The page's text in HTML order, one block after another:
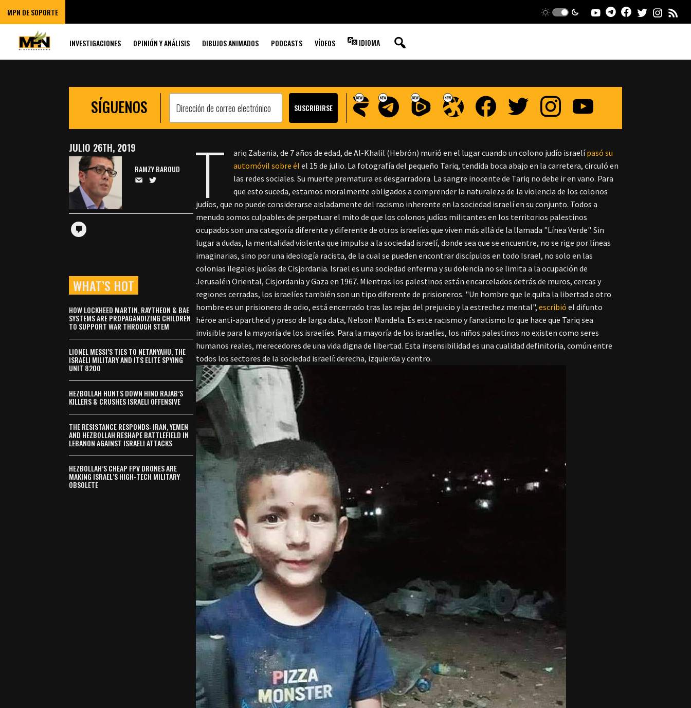
MPN DE SOPORTE
INVESTIGACIONES OPINIÓN Y ANÁLISIS DIBUJOS ANIMADOS PODCASTS VÍDEOS IDIOMA
VIOLENCIA DE LOS COLONOS JUDÍOS
SÍGUENOS
T ariq Zabania, de 7 años de edad, de Al-Khalil (Hebrón) murió en el lugar cuando un colono judío israelípasó su
automóvil sobre él el 15 de julio. La fotografía del pequeño Tariq, tendida boca abajo en la carretera, circuló en
las redes sociales. Su muerte prematura es desgarradora. La sangre inocente de Tariq no debe ir en vano. Para
que esto suceda, estamos moralmente obligados a comprender la naturaleza de la violencia de los colonos
judíos, que no puede considerarse aisladamente del racismo inherente en la sociedad israelí en su conjunto. Todos a
menudo somos culpables de perpetuar el mito de que los colonos judíos militantes en los territorios palestinos
ocupados son una categoría diferente y diferente de otros israelíes que viven más allá de la llamada "Línea Verde". Sin
lugar a dudas, la mentalidad violenta que impulsa a la sociedad israelí, donde sea que se encuentre, no se rige por líneas
imaginarias, sino por una ideología racista, de la cual se pueden encontrar discípulos en todo Israel, no solo en las
colonias ilegales judías de Cisjordania. Israel es una sociedad enferma y su dolencia no se limita a la ocupación de
Jerusalén Oriental, Cisjordania y Gaza en 1967. Mientras los palestinos están encarcelados detrás de muros, cercas y
regiones cerradas, los israelíes también son un tipo diferente de prisioneros. "Un hombre que le quita la libertad a otro
hombre es un prisionero de odio, está encerrado tras las rejas del prejuicio y la estrechez mental", escribió el difunto
héroe anti-apartheid y preso de larga data, Nelson Mandela. Es este racismo y fanatismo lo que hace que Tariq sea
invisible para la mayoría de los israelíes. Para la mayoría de los israelíes, los niños palestinos no existen como seres
humanos reales, merecedores de una vida digna de libertad. Esta insensibilidad es una cualidad definitoria, común entre
todos los sectores de la sociedad israelí: derecha, izquierda y centro.
JULIO 26TH, 2019
RAMZY BAROUD
WHAT’S HOT
HOW LOCKHEED MARTIN, RAYTHEON & BAE
SYSTEMS ARE PROPAGANDIZING CHILDREN
TO SUPPORT WAR THROUGH STEM
LIONEL MESSI’S TIES TO NETANYAHU, THE
ISRAELI MILITARY AND ITS ELITE SPYING
UNIT 8200
HEZBOLLAH HUNTS DOWN HIND RAJAB’S
KILLERS & CRUSHES ISRAELI OFFENSIVE
THE RESISTANCE RESPONDS: IRAN, YEMEN
AND HEZBOLLAH RESHAPE BATTLEFIELD IN
LEBANON AGAINST ISRAELI ATTACKS
HEZBOLLAH’S CHEAP FPV DRONES ARE
MAKING ISRAEL’S HIGH-TECH MILITARY
OBSOLETE